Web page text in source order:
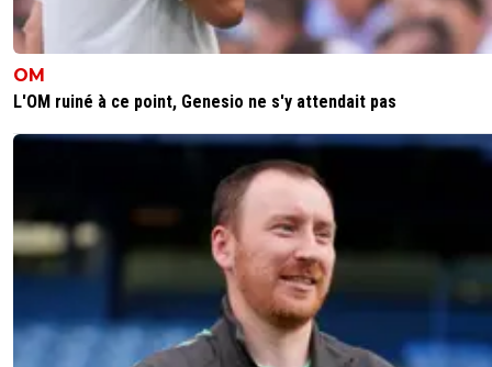
OM
L'OM ruiné à ce point, Genesio ne s'y attendait pas